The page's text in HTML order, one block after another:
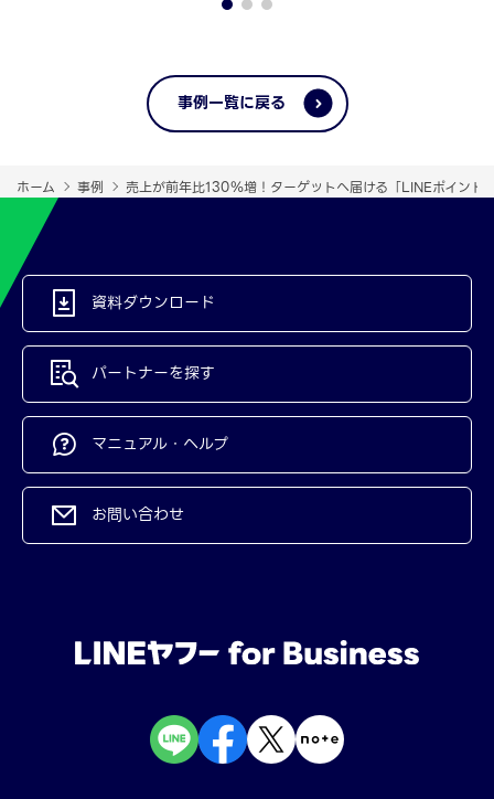
事例一覧に戻る
ホーム 事例 売上が前年比130％増！ターゲットへ届ける「LINEポイント
資料ダウンロード
パートナーを探す
マニュアル・ヘルプ
お問い合わせ